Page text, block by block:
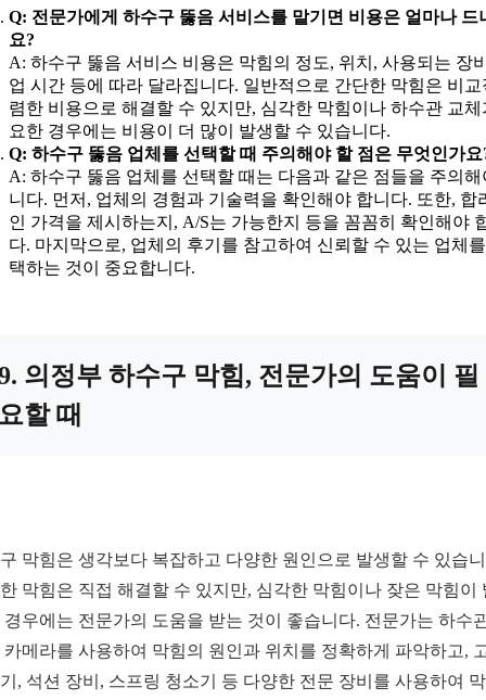
Q: 전문가에게 하수구 뚫음 서비스를 맡기면 비용은 얼마나 드
요?
A: 하수구 뚫음 서비스 비용은 막힘의 정도, 위치, 사용되는 장
업 시간 등에 따라 달라집니다. 일반적으로 간단한 막힘은 비교
렴한 비용으로 해결할 수 있지만, 심각한 막힘이나 하수관 교체
요한 경우에는 비용이 더 많이 발생할 수 있습니다.
Q: 하수구 뚫음 업체를 선택할 때 주의해야 할 점은 무엇인가요
A: 하수구 뚫음 업체를 선택할 때는 다음과 같은 점들을 주의해
니다. 먼저, 업체의 경험과 기술력을 확인해야 합니다. 또한, 합
인 가격을 제시하는지, A/S는 가능한지 등을 꼼꼼히 확인해야
다. 마지막으로, 업체의 후기를 참고하여 신뢰할 수 있는 업체
택하는 것이 중요합니다.
의정부 하수구 막힘, 전문가의 도움이 필
할 때
막힘은 생각보다 복잡하고 다양한 원인으로 발생할 수 있습
막힘은 직접 해결할 수 있지만, 심각한 막힘이나 잦은 막힘이
경우에는 전문가의 도움을 받는 것이 좋습니다. 전문가는 하수
카메라를 사용하여 막힘의 원인과 위치를 정확하게 파악하고,
, 석션 장비, 스프링 청소기 등 다양한 전문 장비를 사용하여